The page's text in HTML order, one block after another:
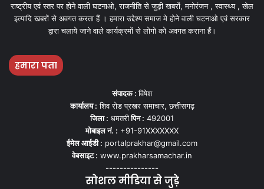
राष्ट्रीय एवं स्तर पर होने वाली घटनाओ, राजनीति से जुड़ी खबरों, मनोरंजन , स्वास्थ्य , खेल
इत्यादि खबरों से अवगत करता हैं । हमारा उद्देश्य समाज मे होने वाली घटनाओ एवं सरकार
द्वारा चलाये जाने वाले कार्यक्रमों से लोगो को अवगत कराना हैं।
हमारा पता
संपादक :विषेश
कार्यालय : शिव रोड प्रखर समाचार, छत्तीसगढ़
जिला : धमतरीपिन : 492001
मोबाइल नं. : +91-91XXXXXXX
ईमेल आईडी : portalprakhar@gmail.com
वेबसाइट : www.prakharsamachar.in
---------------
सोशल मीडिया से जुड़े